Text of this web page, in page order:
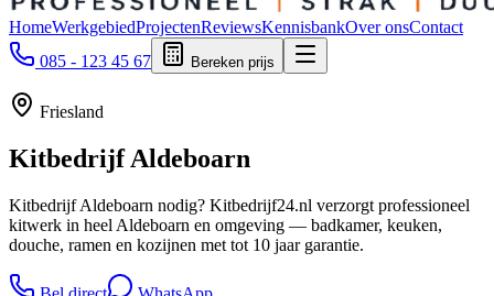
HomeWerkgebiedProjectenReviewsKennisbankOver onsContact
085 - 123 45 67
Bereken prijs
Friesland
KitbedrijfAldeboarn
Kitbedrijf Aldeboarn nodig? Kitbedrijf24.nl verzorgt professioneel
kitwerk in heel Aldeboarn en omgeving — badkamer, keuken,
douche, ramen en kozijnen met tot 10 jaar garantie.